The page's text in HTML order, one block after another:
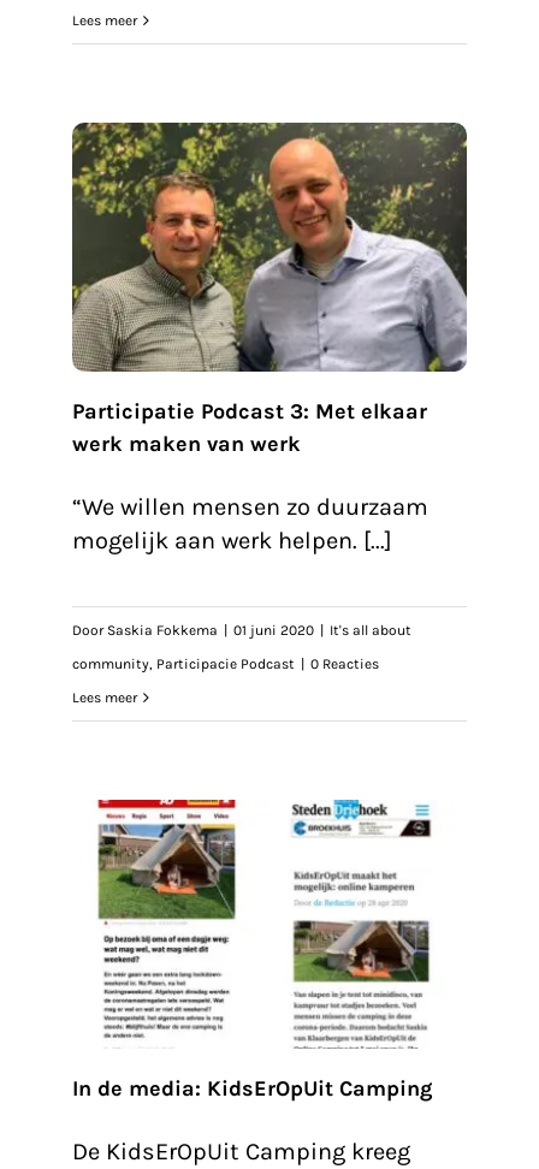
Lees meer
Participatie Podcast 3: Met elkaar
werk maken van werk
“We willen mensen zo duurzaam
mogelijk aan werk helpen. [...]
Door Saskia Fokkema 01 juni 2020
It's all about
community, Participacie Podcast
0 Reacties
Lees meer
In de media: KidsErOpUit Camping
De KidsErOpUit Camping kreeg